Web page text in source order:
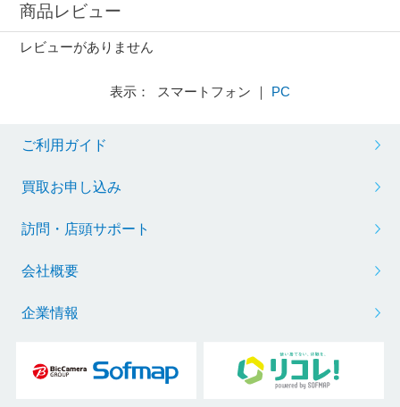
商品レビュー
レビューがありません
表示： スマートフォン ｜ PC
ご利用ガイド
買取お申し込み
訪問・店頭サポート
会社概要
企業情報